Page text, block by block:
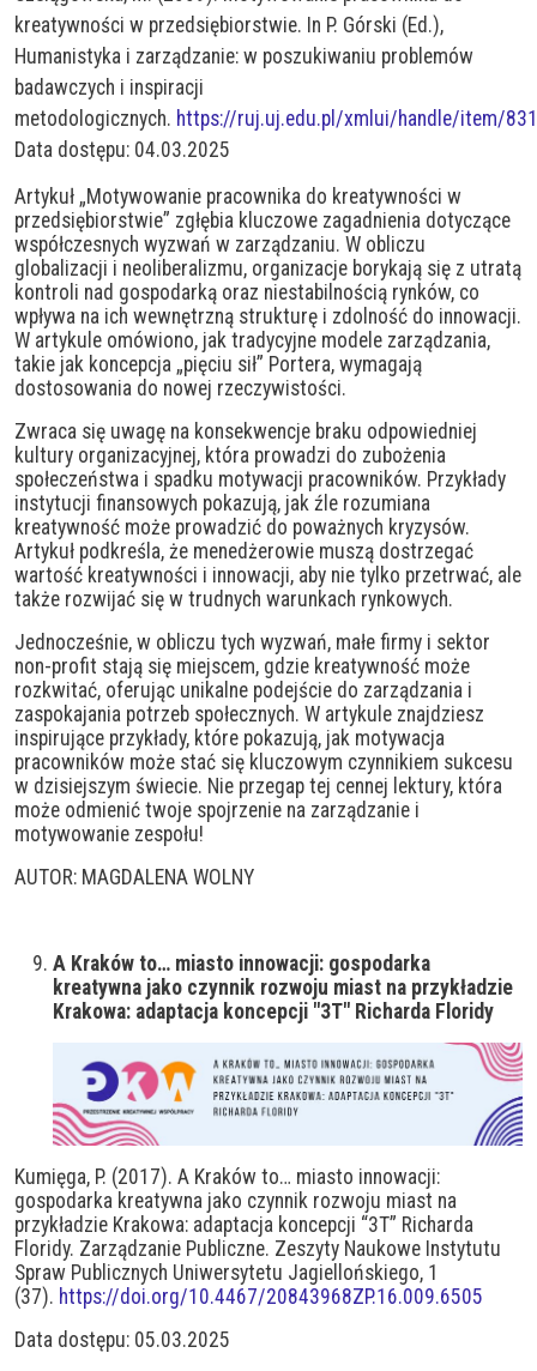
kreatywności w przedsiębiorstwie. In P. Górski (Ed.),
Humanistyka i zarządzanie: w poszukiwaniu problemów
badawczych i inspiracji
metodologicznych. https://ruj.uj.edu.pl/xmlui/handle/item/
Data dostępu: 04.03.2025
Artykuł „Motywowanie pracownika do kreatywności w
przedsiębiorstwie” zgłębia kluczowe zagadnienia dotyczące
współczesnych wyzwań w zarządzaniu. W obliczu
globalizacji i neoliberalizmu, organizacje borykają się z utratą
kontroli nad gospodarką oraz niestabilnością rynków, co
wpływa na ich wewnętrzną strukturę i zdolność do innowacji.
W artykule omówiono, jak tradycyjne modele zarządzania,
takie jak koncepcja „pięciu sił” Portera, wymagają
dostosowania do nowej rzeczywistości.
Zwraca się uwagę na konsekwencje braku odpowiedniej
kultury organizacyjnej, która prowadzi do zubożenia
społeczeństwa i spadku motywacji pracowników. Przykłady
instytucji finansowych pokazują, jak źle rozumiana
kreatywność może prowadzić do poważnych kryzysów.
Artykuł podkreśla, że menedżerowie muszą dostrzegać
wartość kreatywności i innowacji, aby nie tylko przetrwać, ale
także rozwijać się w trudnych warunkach rynkowych.
Jednocześnie, w obliczu tych wyzwań, małe firmy i sektor
non-profit stają się miejscem, gdzie kreatywność może
rozkwitać, oferując unikalne podejście do zarządzania i
zaspokajania potrzeb społecznych. W artykule znajdziesz
inspirujące przykłady, które pokazują, jak motywacja
pracowników może stać się kluczowym czynnikiem sukcesu
w dzisiejszym świecie. Nie przegap tej cennej lektury, która
może odmienić twoje spojrzenie na zarządzanie i
motywowanie zespołu!
AUTOR: MAGDALENA WOLNY
A Kraków to… miasto innowacji: gospodarka
kreatywna jako czynnik rozwoju miast na przykładzie
Krakowa: adaptacja koncepcji "3T" Richarda Floridy
Kumięga, P. (2017). A Kraków to… miasto innowacji:
gospodarka kreatywna jako czynnik rozwoju miast na
przykładzie Krakowa: adaptacja koncepcji “3T” Richarda
Floridy. Zarządzanie Publiczne. Zeszyty Naukowe Instytutu
Spraw Publicznych Uniwersytetu Jagiellońskiego, 1
(37). https://doi.org/10.4467/20843968ZP.16.009.6505
Data dostępu: 05.03.2025